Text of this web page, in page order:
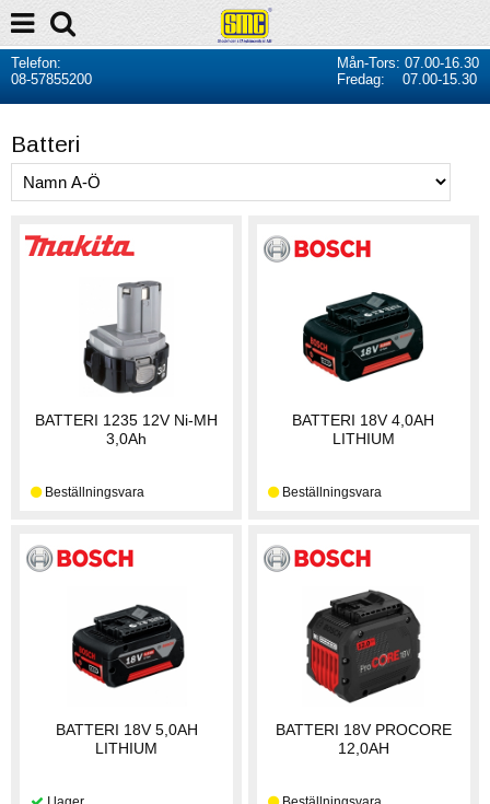
Telefon:
08-57855200
Mån-Tors: 07.00-16.30
Fredag: 07.00-15.30
Batteri
BATTERI 1235 12V Ni-MH
3,0Ah
BATTERI 18V 4,0AH
LITHIUM
BATTERI 18V 5,0AH
LITHIUM
BATTERI 18V PROCORE
12,0AH